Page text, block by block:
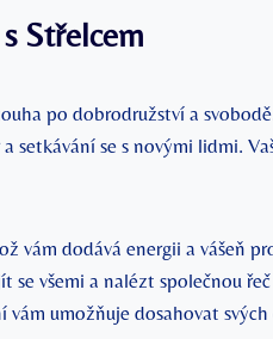
Střelcem
po dobrodružství a
setkávání se s novými lidmi.
vám dodává energii a vášeň
všemi a nalézt společnou
umožňuje dosahovat